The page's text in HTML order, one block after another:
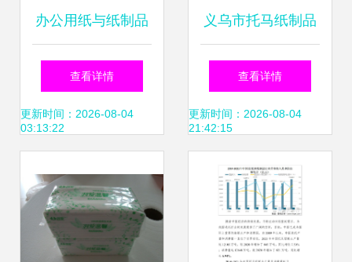
办公用纸与纸制品
种类、价格探秘 解
读厦门市永弘利商
查看详情
更新时间：2026-08-04
03:13:22
义乌市托马纸制品
厂 匠心纸品，编织
品质生活
查看详情
更新时间：2026-08-04
21:42:15